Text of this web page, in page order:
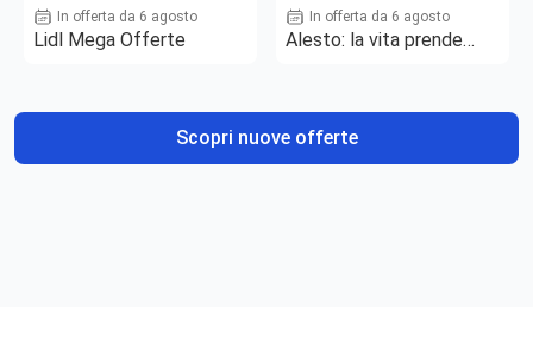
In offerta da 6 agosto
Lidl Mega Offerte
In offerta da 6 agosto
Alesto: la vita prende
Scopri nuove offerte